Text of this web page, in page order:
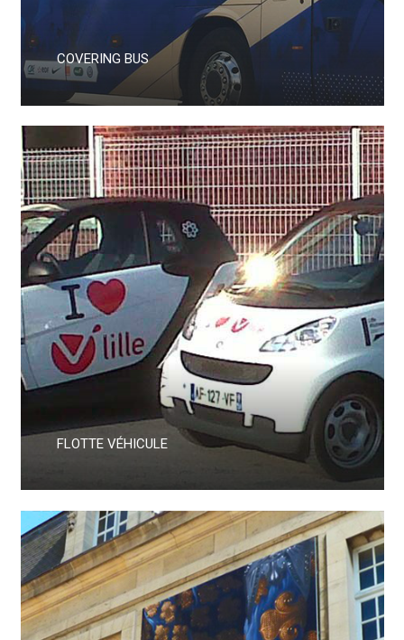
COVERING BUS
FLOTTE VÉHICULE